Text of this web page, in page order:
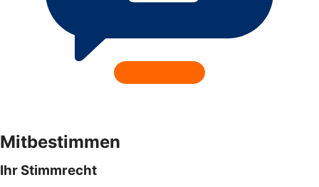
Mitbestimmen
Ihr Stimmrecht